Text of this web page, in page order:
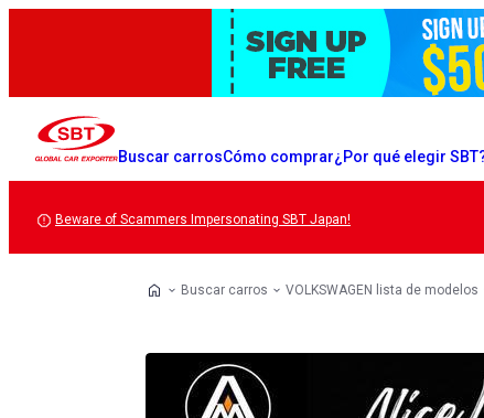
Buscar carrosCómo comprar¿Por qué elegir
Beware of Scammers Impersonating SBT Japan!
Buscar carros VOLKSWAGEN lista de modelos